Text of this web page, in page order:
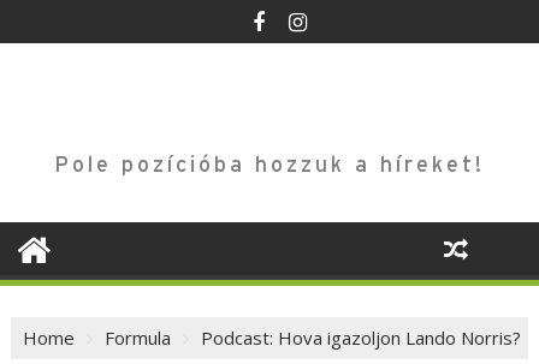
to
Pole pozícióba hozzuk a híreket!
Home Formula Podcast: Hova igazoljon Lando Norris?